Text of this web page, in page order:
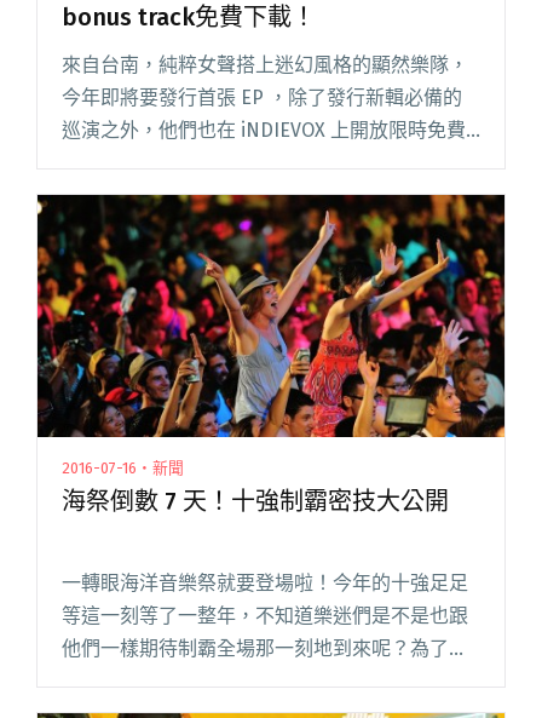
bonus track免費下載！
來自台南，純粹女聲搭上迷幻風格的顯然樂隊，
今年即將要發行首張 EP ，除了發行新輯必備的
巡演之外，他們也在 iNDIEVOX 上開放限時免費
開確切的發行日期，但11/14、11/2閱讀全文 "顯
然樂隊首張 EP 即將發行 搶先提供bonus track免
費下載！"
2016-07-16・新聞
海祭倒數 7 天！十強制霸密技大公開
一轉眼海洋音樂祭就要登場啦！今年的十強足足
等這一刻等了一整年，不知道樂迷們是不是也跟
他們一樣期待制霸全場那一刻地到來呢？為了讓
大家更了解今年的戰況，這裡幫大家整理了本屆